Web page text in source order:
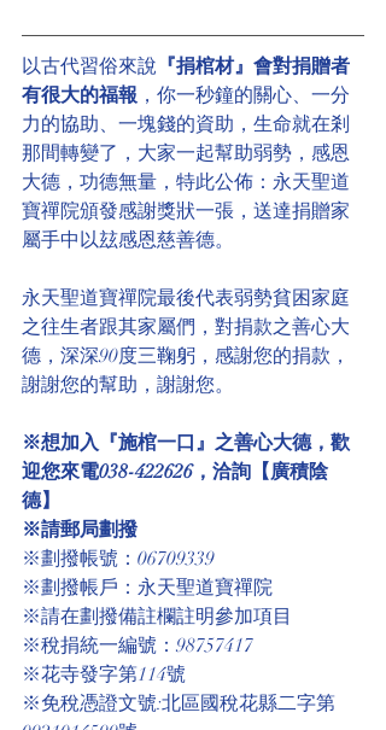
以古代習俗來說 『捐棺材』會對捐贈者
有很大的福報 ，你一秒鐘的關心、一分
力的協助、一塊錢的資助，生命就在剎
那間轉變了，大家一起幫助弱勢，感恩
大德，功德無量，特此公佈：永天聖道
寶禪院頒發感謝獎狀一張，送達捐贈家
屬手中以玆感恩慈善德。
永天聖道寶禪院最後代表弱勢貧困家庭
之往生者跟其家屬們，對捐款之善心大
德，深深90度三鞠躬，感謝您的捐款，
謝謝您的幫助，謝謝您。
※想加入『施棺一口』之善心大德，歡
迎您來電038-422626，洽詢【廣積陰
德】
※請郵局劃撥
※劃撥帳號：06709339
※劃撥帳戶：永天聖道寶禪院
※請在劃撥備註欄註明參加項目
※稅捐統一編號：98757417
※花寺發字第114號
※免稅憑證文號:北區國稅花縣二字第